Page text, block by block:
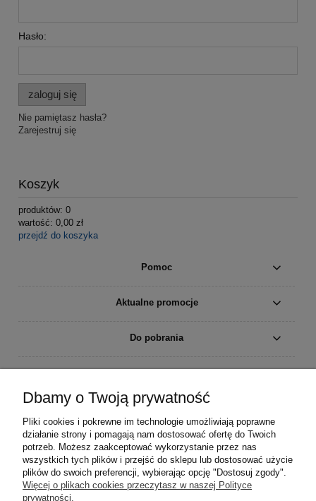
Hasło:
zaloguj się
Nie pamiętasz hasła?
Zarejestruj się
Koszyk
produktów: 0
wartość: 0,00 zł
przejdź do koszyka
Pomoc
Aktualne promocje
Do pobrania
Płatności i dostawa
Informacje
O nas
Dbamy o Twoją prywatność
Pliki cookies i pokrewne im technologie umożliwiają poprawne
działanie strony i pomagają nam dostosować ofertę do Twoich
potrzeb. Możesz zaakceptować wykorzystanie przez nas
wszystkich tych plików i przejść do sklepu lub dostosować użycie
plików do swoich preferencji, wybierając opcję "Dostosuj zgody".
Więcej o plikach cookies przeczytasz w naszej Polityce
prywatności.